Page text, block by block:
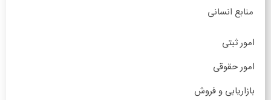
منابع انسانی
امور ثبتی
امور حقوقی
بازاریابی و فروش